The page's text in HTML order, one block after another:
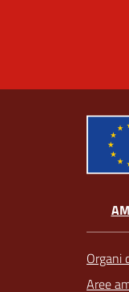
Organi
Aree